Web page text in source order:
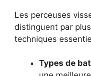
Les perceuses
distinguent par
techniques
Types de